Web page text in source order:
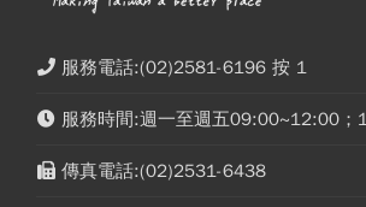
服務電話:(02)2581-6196 按 1
服務時間:週一至週五09:00~12:00
傳真電話:(02)2531-6438